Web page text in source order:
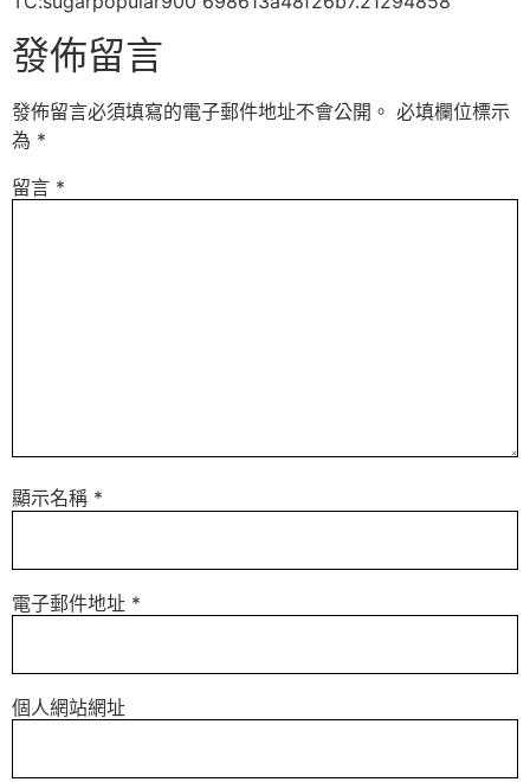
發佈留言
發佈留言必須填寫的電子郵件地址不會公開。 必填欄位標示
為 *
留言 *
顯示名稱 *
電子郵件地址 *
個人網站網址